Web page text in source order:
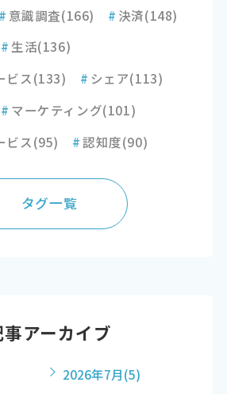
# 意識調査(166) # 決済(148)
# 生活(136)
ビス(133) # シェア(113)
# マーケティング(101)
ビス(95) #認知度(90)
タグ一覧
事アーカイブ
2026年7月(5)